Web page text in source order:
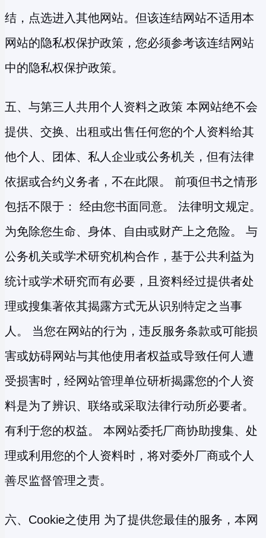
结，点选进入其他网站。但该连结网站不适用本
网站的隐私权保护政策，您必须参考该连结网站
中的隐私权保护政策。
五、与第三人共用个人资料之政策 本网站绝不会
提供、交换、出租或出售任何您的个人资料给其
他个人、团体、私人企业或公务机关，但有法律
依据或合约义务者，不在此限。 前项但书之情形
包括不限于： 经由您书面同意。 法律明文规定。
为免除您生命、身体、自由或财产上之危险。 与
公务机关或学术研究机构合作，基于公共利益为
统计或学术研究而有必要，且资料经过提供者处
理或搜集著依其揭露方式无从识别特定之当事
人。 当您在网站的行为，违反服务条款或可能损
害或妨碍网站与其他使用者权益或导致任何人遭
受损害时，经网站管理单位研析揭露您的个人资
料是为了辨识、联络或采取法律行动所必要者。
有利于您的权益。 本网站委托厂商协助搜集、处
理或利用您的个人资料时，将对委外厂商或个人
善尽监督管理之责。
六、Cookie之使用 为了提供您最佳的服务，本网